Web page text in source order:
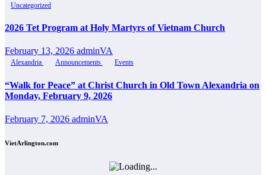
Uncategorized
2026 Tet Program at Holy Martyrs of Vietnam Church
February 13, 2026 adminVA
Alexandria Announcements Events
“Walk for Peace” at Christ Church in Old Town Alexandria on
Monday, February 9, 2026
February 7, 2026 adminVA
VietArlington.com